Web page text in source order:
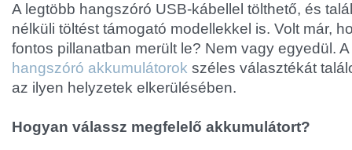
A legtöbb hangszóró USB-kábellel tölthető, és
nélküli töltést támogató modellekkel is. Volt már,
fontos pillanatban merült le? Nem vagy egyedül. A
hangszóró akkumulátorok széles választékát
az ilyen helyzetek elkerülésében.
Hogyan válassz megfelelő akkumulátort?